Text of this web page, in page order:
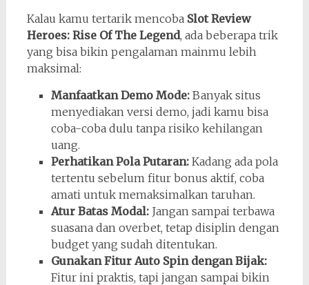
Kalau kamu tertarik mencoba Slot Review
Heroes: Rise Of The Legend, ada beberapa trik
yang bisa bikin pengalaman mainmu lebih
maksimal:
Manfaatkan Demo Mode:Banyak situs
menyediakan versi demo, jadi kamu bisa
coba-coba dulu tanpa risiko kehilangan
uang.
Perhatikan Pola Putaran:Kadang ada pola
tertentu sebelum fitur bonus aktif, coba
amati untuk memaksimalkan taruhan.
Atur Batas Modal:Jangan sampai terbawa
suasana dan overbet, tetap disiplin dengan
budget yang sudah ditentukan.
Gunakan Fitur Auto Spin dengan Bijak:
Fitur ini praktis, tapi jangan sampai bikin